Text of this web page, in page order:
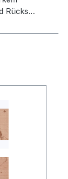
Rücks…